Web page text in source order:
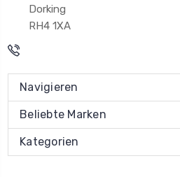
Dorking
RH4 1XA
Navigieren
Beliebte Marken
Kategorien